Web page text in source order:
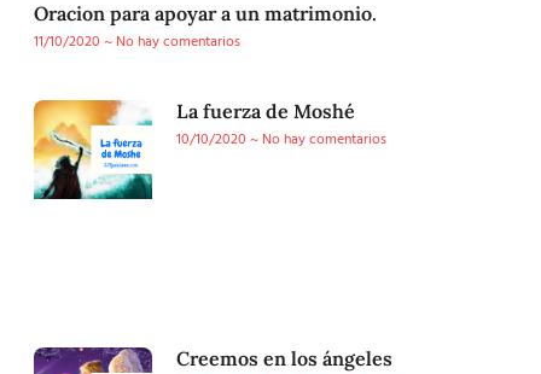
Oracion para apoyar a un matrimonio.
11/10/2020
No hay comentarios
La fuerza de Moshé
10/10/2020
No hay comentarios
Creemos en los ángeles